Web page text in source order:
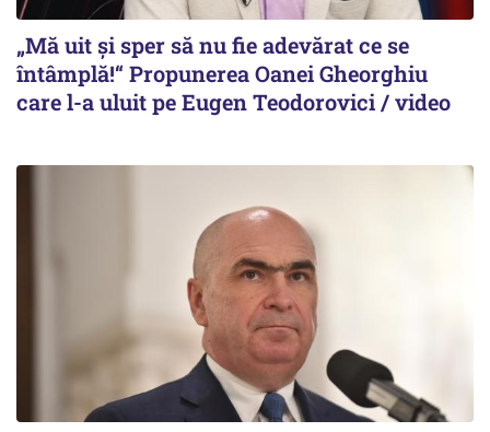
„Mă uit și sper să nu fie adevărat ce se
întâmplă!“ Propunerea Oanei Gheorghiu
care l-a uluit pe Eugen Teodorovici / video